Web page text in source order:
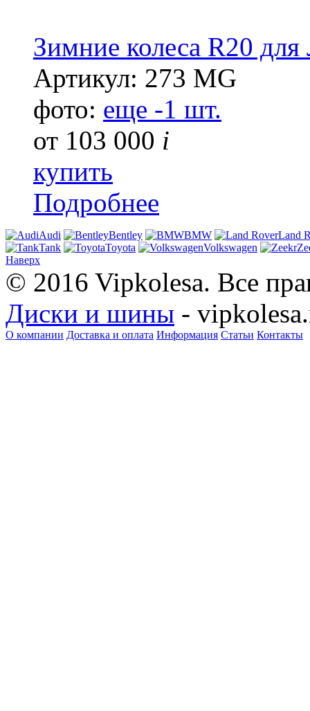
Зимние колеса R20 для
Артикул: 273 MG
фото: еще -1 шт.
от 103 000 i
купить
Подробнее
Audi Bentley BMW
Land
Tank
Toyota Volkswagen
Наверх
© 2016 Vipkolesa. Все
Диски и шины -
О компании Доставка и оплата Информация Статьи Контакты